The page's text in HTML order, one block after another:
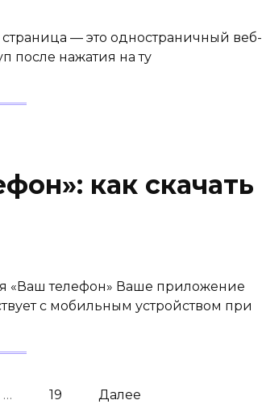
— это одностраничный веб-
после нажатия на ту
как скачать
«Ваш телефон» Ваше приложение
с мобильным устройством при
… 19 Далее